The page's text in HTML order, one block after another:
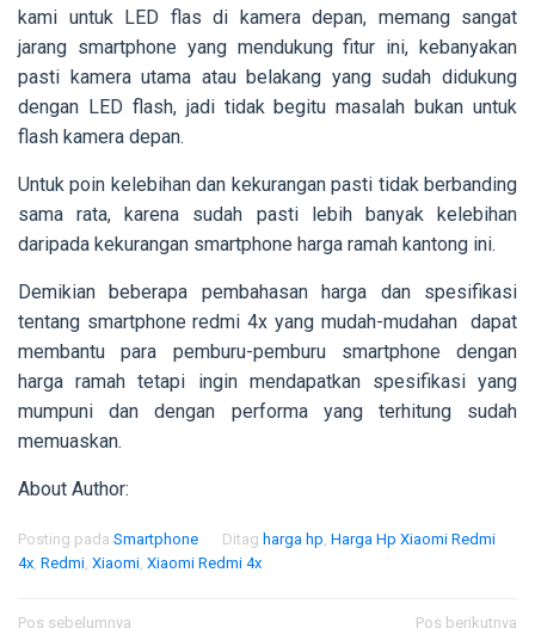
kami untuk LED flas di kamera depan, memang sangat
jarang smartphone yang mendukung fitur ini, kebanyakan
pasti kamera utama atau belakang yang sudah didukung
dengan LED flash, jadi tidak begitu masalah bukan untuk
flash kamera depan.
Untuk poin kelebihan dan kekurangan pasti tidak berbanding
sama rata, karena sudah pasti lebih banyak kelebihan
daripada kekurangan smartphone harga ramah kantong ini.
Demikian beberapa pembahasan harga dan spesifikasi
tentang smartphone redmi 4x yang mudah-mudahan dapat
membantu para pemburu-pemburu smartphone dengan
harga ramah tetapi ingin mendapatkan spesifikasi yang
mumpuni dan dengan performa yang terhitung sudah
memuaskan.
About Author:
Posting pada Smartphone Ditag harga hp Harga Hp Xiaomi Redmi
4x Redmi Xiaomi Xiaomi Redmi 4x
Pos sebelumnya
Pos berikutnya